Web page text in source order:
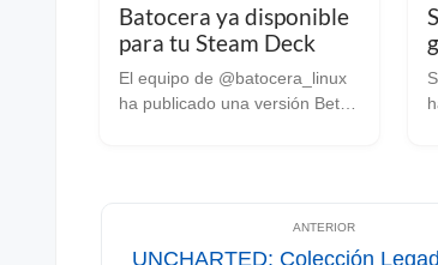
Batocera ya disponible
para tu Steam Deck
El equipo de @batocera_linux
ha publicado una versión Beta
UNCHARTED: Colección